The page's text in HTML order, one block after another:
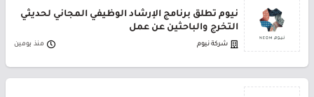
نيوم تطلق برنامج الإرشاد الوظيفي المجاني لحديثي
التخرج والباحثين عن عمل
شركة نيوم منذ يومين